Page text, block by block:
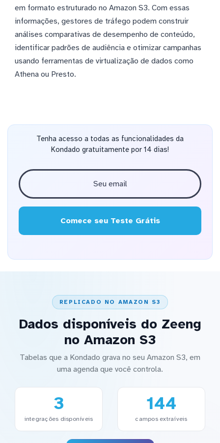
em formato estruturado no Amazon S3. Com essas
informações, gestores de tráfego podem construir
análises comparativas de desempenho de conteúdo,
identificar padrões de audiência e otimizar campanhas
usando ferramentas de virtualização de dados como
Athena ou Presto.
Tenha acesso a todas as funcionalidades da
Kondado gratuitamente por 14 dias!
Comece seu Teste Grátis
REPLICADO NO AMAZON S3
Dados disponíveis do Zeeng
no Amazon S3
Tabelas que a Kondado grava no seu Amazon S3, em
uma agenda que você controla.
3
integrações disponíveis
144
campos extraíveis